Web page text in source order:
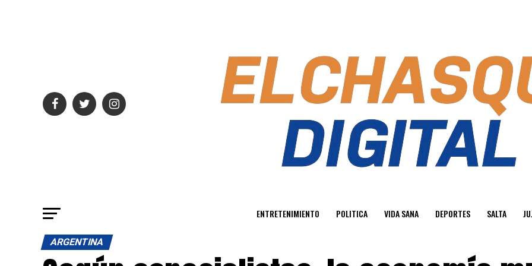
ENTRETENIMIENTO POLITICA VIDA SANA DEPORTES SALTA
ARGENTINA